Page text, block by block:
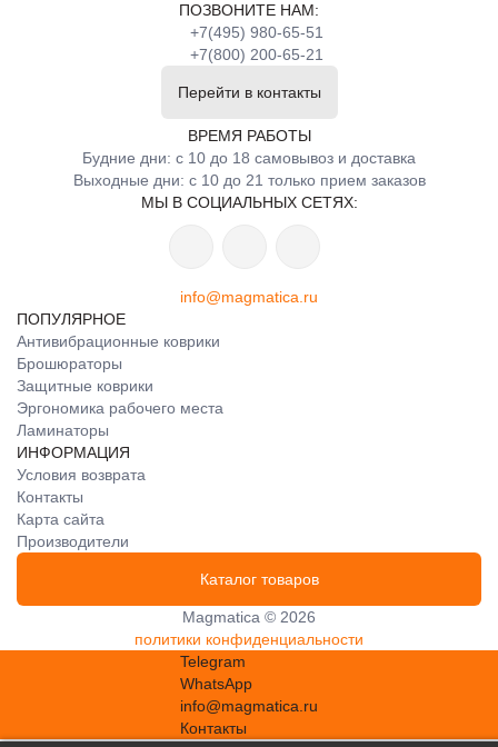
ПОЗВОНИТЕ НАМ:
+7(495) 980-65-51
+7(800) 200-65-21
Перейти в контакты
ВРЕМЯ РАБОТЫ
Будние дни: с 10 до 18 самовывоз и доставка
Выходные дни: с 10 до 21 только прием заказов
МЫ В СОЦИАЛЬНЫХ СЕТЯХ:
info@magmatica.ru
ПОПУЛЯРНОЕ
Антивибрационные коврики
Брошюраторы
Защитные коврики
Эргономика рабочего места
Ламинаторы
ИНФОРМАЦИЯ
Условия возврата
Контакты
Карта сайта
Производители
Каталог товаров
Magmatica © 2026
политики конфиденциальности
Telegram
WhatsApp
info@magmatica.ru
Контакты